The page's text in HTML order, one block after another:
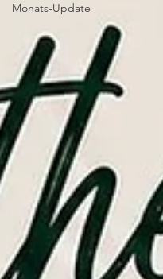
Monats-Update